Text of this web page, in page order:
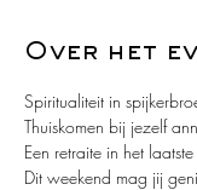
Over het
Spiritualiteit in
Thuiskomen bij jezelf
Een retraite in het
Dit weekend mag jij